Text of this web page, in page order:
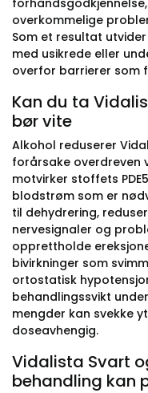
overkommelige
Som et resultat
med usikrede eller
overfor barrierer som
Kan du ta
bør vite
Alkohol reduserer
forårsake overdreven
motvirker stoffets
blodstrøm som er
til dehydrering,
nervesignaler og
opprettholde
bivirkninger som
ortostatisk
behandlingssvikt
mengder kan svekke
doseavhengig.
Vidalista Svart
behandling kan